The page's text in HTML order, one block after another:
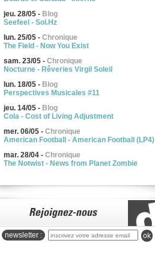
jeu. 28/05 - Blog
Seefeel - Sol.Hz
lun. 25/05 - Chronique
The Field - Now You Exist
sam. 23/05 - Chronique
Nocturne - Rêveries Virgil Soleil
lun. 18/05 - Blog
Perspectives Musicales #11
jeu. 14/05 - Blog
Cola - Cost of Living Adjustment
mer. 06/05 - Chronique
American Football - American Football (LP4)
mar. 28/04 - Chronique
The Notwist - News from Planet Zombie
newsletter : ok